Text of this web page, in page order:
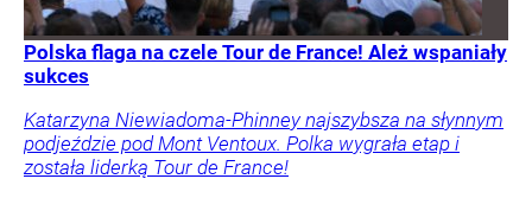
Polska flaga na czele Tour de France! Ależ wspaniały
sukces
Katarzyna Niewiadoma-Phinney najszybsza na słynnym
podjeździe pod Mont Ventoux. Polka wygrała etap i
została liderką Tour de France!